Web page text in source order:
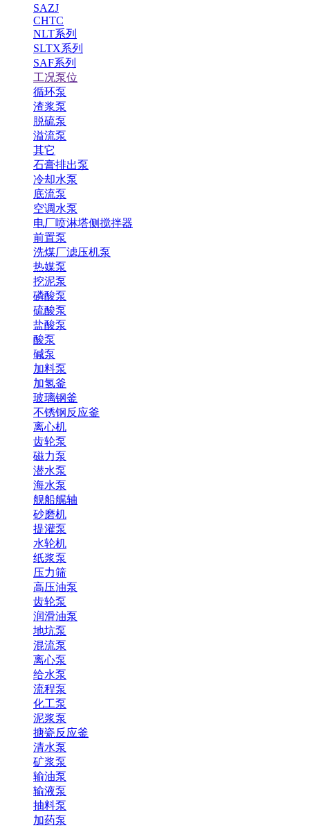
SAZJ
CHTC
NLT系列
SLTX系列
SAF系列
工况泵位
循环泵
渣浆泵
脱硫泵
溢流泵
其它
石膏排出泵
冷却水泵
底流泵
空调水泵
电厂喷淋塔侧搅拌器
前置泵
洗煤厂滤压机泵
热媒泵
挖泥泵
磷酸泵
硫酸泵
盐酸泵
酸泵
碱泵
加料泵
加氢釜
玻璃钢釜
不锈钢反应釜
离心机
齿轮泵
磁力泵
潜水泵
海水泵
舰船艉轴
砂磨机
提灌泵
水轮机
纸浆泵
压力筛
高压油泵
齿轮泵
润滑油泵
地坑泵
混流泵
离心泵
给水泵
流程泵
化工泵
泥浆泵
搪瓷反应釜
清水泵
矿浆泵
输油泵
输液泵
抽料泵
加药泵